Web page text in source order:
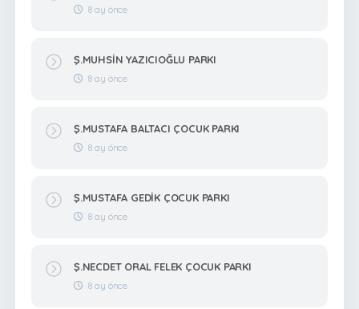
8 ay önce
Ş.MUHSİN YAZICIOĞLU PARKI
8 ay önce
Ş.MUSTAFA BALTACI ÇOCUK PARKI
8 ay önce
Ş.MUSTAFA GEDİK ÇOCUK PARKI
8 ay önce
Ş.NECDET ORAL FELEK ÇOCUK PARKI
8 ay önce